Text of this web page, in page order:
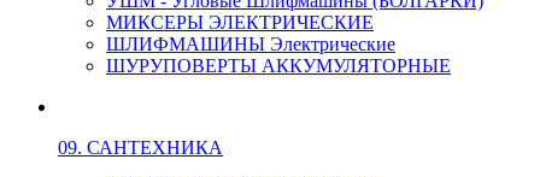
МИКСЕРЫ ЭЛЕКТРИЧЕСКИЕ
ШЛИФМАШИНЫ Электрические
ШУРУПОВЕРТЫ АККУМУЛЯТОРНЫЕ
09. САНТЕХНИКА